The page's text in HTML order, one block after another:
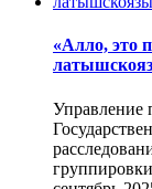
«Алло, это
Управление